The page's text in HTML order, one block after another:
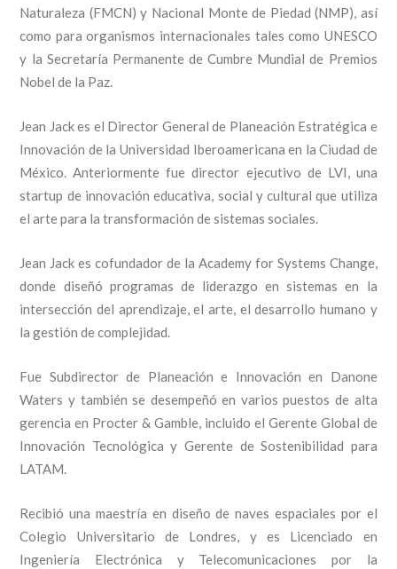
Naturaleza (FMCN) y Nacional Monte de Piedad (NMP), así
como para organismos internacionales tales como UNESCO
y la Secretaría Permanente de Cumbre Mundial de Premios
Nobel de la Paz.
Jean Jack es el Director General de Planeación Estratégica e
Innovación de la Universidad Iberoamericana en la Ciudad de
México. Anteriormente fue director ejecutivo de LVI, una
startup de innovación educativa, social y cultural que utiliza
el arte para la transformación de sistemas sociales.
Jean Jack es cofundador de la Academy for Systems Change,
donde diseñó programas de liderazgo en sistemas en la
intersección del aprendizaje, el arte, el desarrollo humano y
la gestión de complejidad.
Fue Subdirector de Planeación e Innovación en Danone
Waters y también se desempeñó en varios puestos de alta
gerencia en Procter & Gamble, incluido el Gerente Global de
Innovación Tecnológica y Gerente de Sostenibilidad para
LATAM.
Recibió una maestría en diseño de naves espaciales por el
Colegio Universitario de Londres, y es Licenciado en
Ingeniería Electrónica y Telecomunicaciones por la